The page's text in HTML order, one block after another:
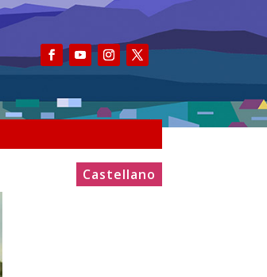
Castellano